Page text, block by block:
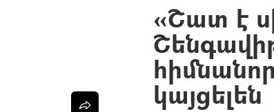
«Շատ է
կայցելեն